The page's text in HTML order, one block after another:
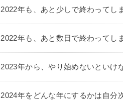
2022年も、あと少しで終わってし
2022年も、あと数日で終わってし
2023年から、やり始めないといけ
2024年をどんな年にするかは自分